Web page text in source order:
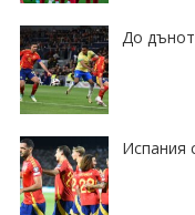
До
Испания